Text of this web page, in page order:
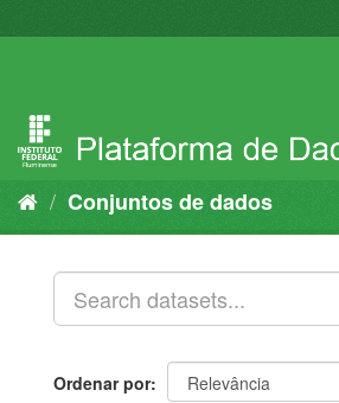
para
Conjuntos de dados
Ordenar por